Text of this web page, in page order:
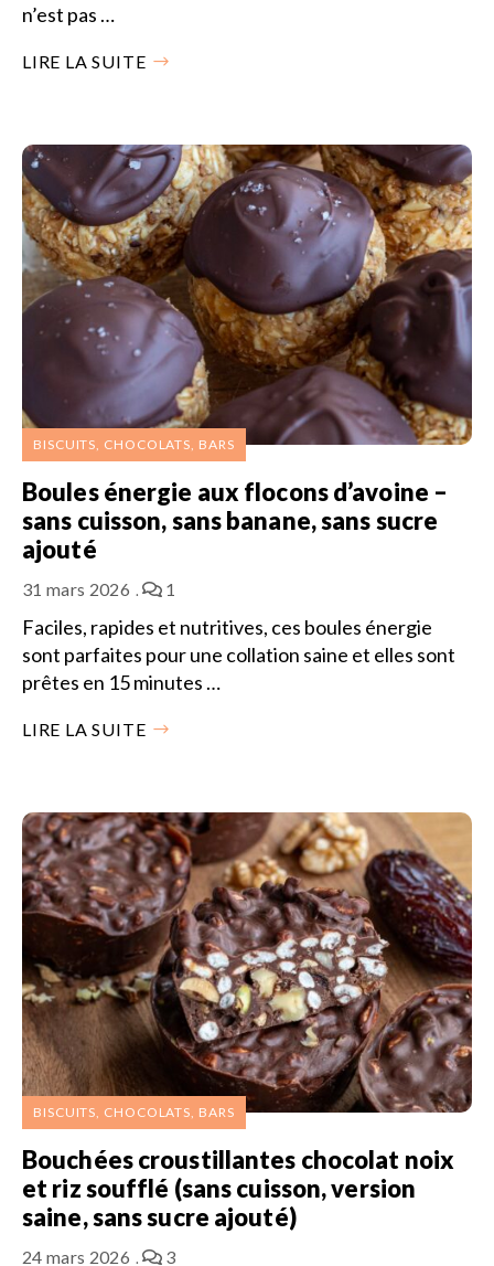
n’est pas …
LIRE LA SUITE
BISCUITS, CHOCOLATS, BARS
Boules énergie aux flocons d’avoine –
sans cuisson, sans banane, sans sucre
ajouté
31 mars 2026 1
Faciles, rapides et nutritives, ces boules énergie
sont parfaites pour une collation saine et elles sont
prêtes en 15 minutes …
LIRE LA SUITE
BISCUITS, CHOCOLATS, BARS
Bouchées croustillantes chocolat noix
et riz soufflé (sans cuisson, version
saine, sans sucre ajouté)
24 mars 2026 3